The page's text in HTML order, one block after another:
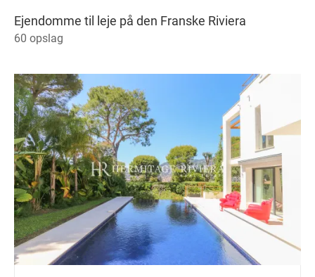
Ejendomme til leje på den Franske Riviera
60 opslag